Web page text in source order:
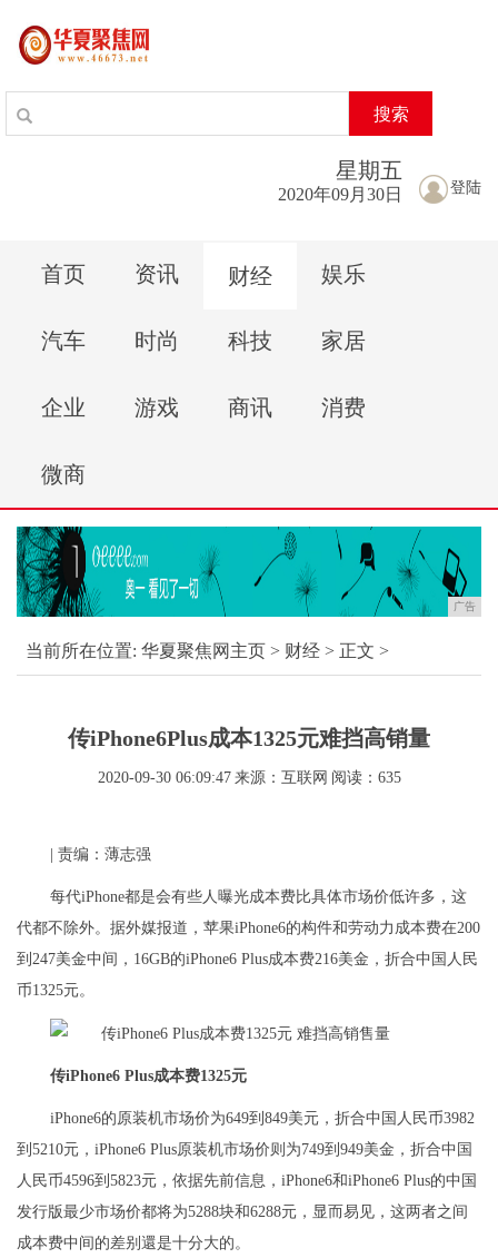
搜索
登陆
星期五
2020年09月30日
首页 资讯 财经 娱乐
汽车 时尚 科技 家居
企业 游戏 商讯 消费
微商
广告
当前所在位置: 华夏聚焦网主页 > 财经 > 正文 >
传iPhone6Plus成本1325元难挡高销量
2020-09-30 06:09:47 来源：互联网 阅读：635
| 责编：薄志强
每代iPhone都是会有些人曝光成本费比具体市场价低许多，这
代都不除外。据外媒报道，苹果iPhone6的构件和劳动力成本费在200
到247美金中间，16GB的iPhone6 Plus成本费216美金，折合中国人民
币1325元。
传iPhone6 Plus成本费1325元
iPhone6的原装机市场价为649到849美元，折合中国人民币3982
到5210元，iPhone6 Plus原装机市场价则为749到949美金，折合中国
人民币4596到5823元，依据先前信息，iPhone6和iPhone6 Plus的中国
发行版最少市场价都将为5288块和6288元，显而易见，这两者之间
成本费中间的差别還是十分大的。